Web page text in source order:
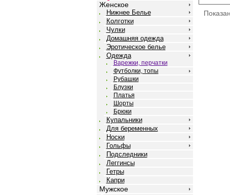
Женское
Нижнее Белье
Колготки
Чулки
Домашняя одежда
Эротическое белье
Одежда
Варежки, перчатки
Футболки, топы
Рубашки
Блузки
Платья
Шорты
Брюки
Купальники
Для беременных
Носки
Гольфы
Подследники
Леггинсы
Гетры
Капри
Мужское